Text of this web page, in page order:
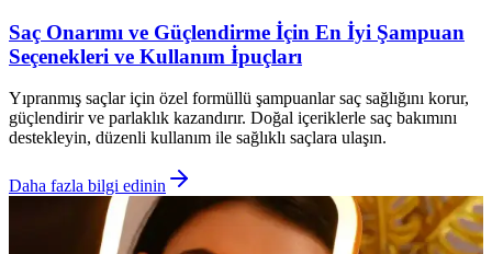
Saç Onarımı ve Güçlendirme İçin En İyi Şampuan
Seçenekleri ve Kullanım İpuçları
Yıpranmış saçlar için özel formüllü şampuanlar saç sağlığını korur,
güçlendirir ve parlaklık kazandırır. Doğal içeriklerle saç bakımını
destekleyin, düzenli kullanım ile sağlıklı saçlara ulaşın.
Daha fazla bilgi edinin